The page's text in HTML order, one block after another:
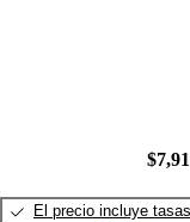
El precio incluye tasas